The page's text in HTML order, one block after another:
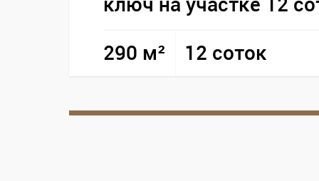
ключ на участке 12
290 м² 12 соток